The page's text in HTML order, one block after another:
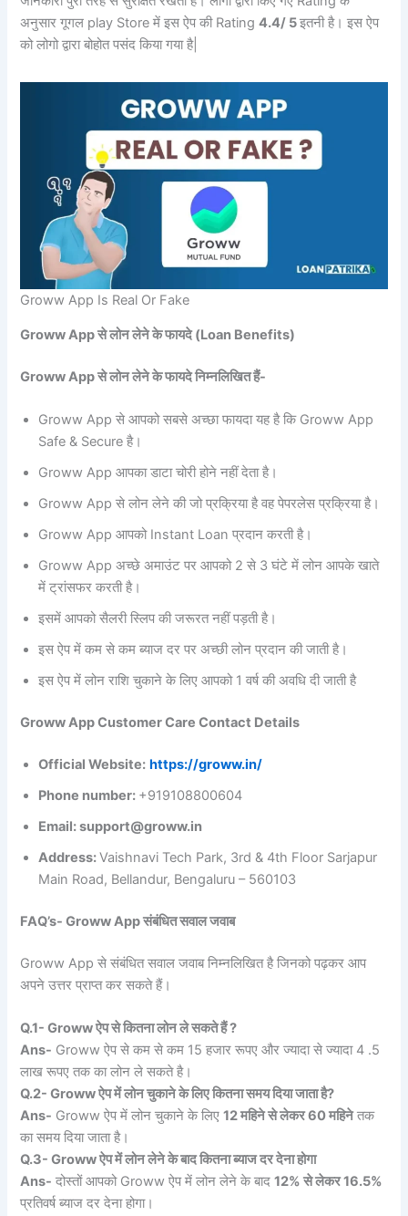
अनुसार गूगल play Store में इस ऐप की Rating4.4/ 5इतनी है। इस ऐप
को लोगो द्वारा बोहोत पसंद किया गया है|
Groww App Is Real Or Fake
Groww App से लोन लेने के फायदे (Loan Benefits)
Groww App से लोन लेने के फायदे निम्नलिखित हैं-
Groww App से आपको सबसे अच्छा फायदा यह है कि Groww App
Safe & Secure है।
Groww App आपका डाटा चोरी होने नहीं देता है।
Groww App से लोन लेने की जो प्रक्रिया है वह पेपरलेस प्रक्रिया है।
Groww App आपको Instant Loan प्रदान करती है।
Groww App अच्छे अमाउंट पर आपको 2 से 3 घंटे में लोन आपके खाते
में ट्रांसफर करती है।
इसमें आपको सैलरी स्लिप की जरूरत नहीं पड़ती है।
इस ऐप में कम से कम ब्याज दर पर अच्छी लोन प्रदान की जाती है।
इस ऐप में लोन राशि चुकाने के लिए आपको 1 वर्ष की अवधि दी जाती है
Groww App Customer Care Contact Details
Official Website: https://groww.in/
Phone number: +919108800604
Email: support@groww.in
Address:Vaishnavi Tech Park, 3rd & 4th Floor Sarjapur
Main Road, Bellandur, Bengaluru – 560103
FAQ’s- Groww App संबंधित सवाल जवाब
Groww App से संबंधित सवाल जवाब निम्नलिखित है जिनको पढ़कर आप
अपने उत्तर प्राप्त कर सकते हैं।
Q.1- Groww ऐप से कितना लोन ले सकते हैं ?
Ans- Groww ऐप से कम से कम 15 हजार रूपए और ज्यादा से ज्यादा 4 .5
लाख रूपए तक का लोन ले सकते है।
Q.2- Groww ऐप में लोन चुकाने के लिए कितना समय दिया जाता है?
Ans- Groww ऐप में लोन चुकाने के लिए12 महिने से लेकर 60 महिनेतक
का समय दिया जाता है।
Q.3- Groww ऐप में लोन लेने के बाद कितना ब्याज दर देना होगा
Ans- दोस्तों आपको Groww ऐप में लोन लेने के बाद12% से लेकर 16.5%
प्रतिवर्ष ब्याज दर देना होगा।